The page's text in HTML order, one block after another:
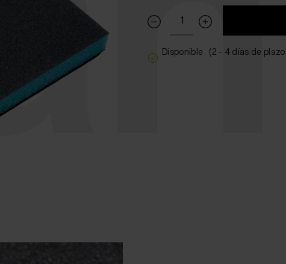
Disponible (2 - 4 días de